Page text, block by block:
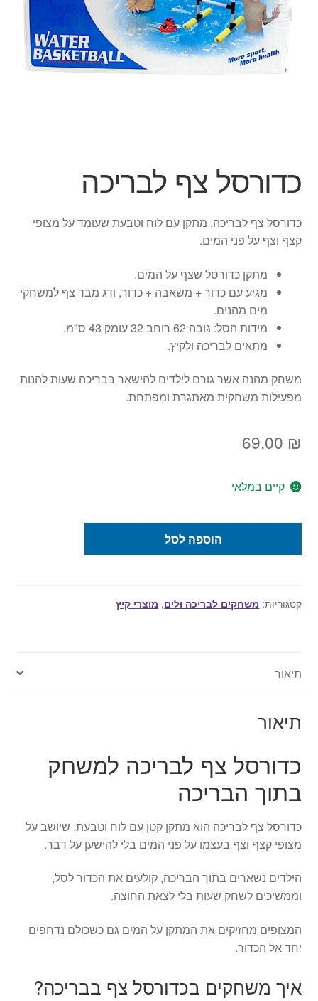
מוצרי קיץ
הפתעות ליום הולדת
צור קשר
החשבון שלי
תשלום
כדורסל צף לבריכה
כדורסל צף לבריכה, מתקן עם לוח וטבעת שעומד על מצופי
קצף וצף על פני המים.
מתקן כדורסל שצף על המים.
מגיע עם כדור + משאבה + כדור, ודג מבד צף למשחקי
מים מהנים.
מידות הסל: גובה 62 רוחב 32 עומק 43 ס"מ.
מתאים לבריכה ולקיץ.
משחק מהנה אשר גורם לילדים להישאר בבריכה שעות להנות
מפעילות משחקית מאתגרת ומפתחת.
69.00 ₪
קיים במלאי
לבריכה
הוספה לסל
קטגוריות: משחקים לבריכה ולים, מוצרי קיץ
תיאור
תיאור
כדורסל צף לבריכה למשחק
בתוך הבריכה
כדורסל צף לבריכה הוא מתקן קטן עם לוח וטבעת, שיושב על
מצופי קצף וצף בעצמו על פני המים בלי להישען על דבר.
הילדים נשארים בתוך הבריכה, קולעים את הכדור לסל,
וממשיכים לשחק שעות בלי לצאת החוצה.
המצופים מחזיקים את המתקן על המים גם כשכולם נדחפים
יחד אל הכדור.
איך משחקים בכדורסל צף בבריכה?